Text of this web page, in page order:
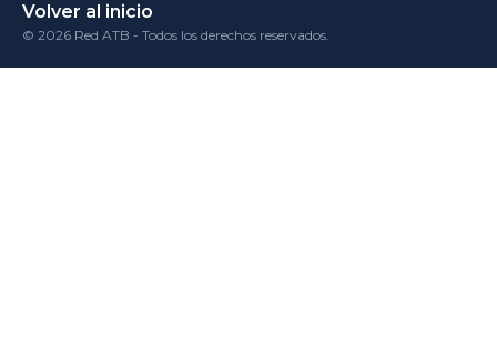
Volver al inicio
© 2026 Red ATB - Todos los derechos reservados.